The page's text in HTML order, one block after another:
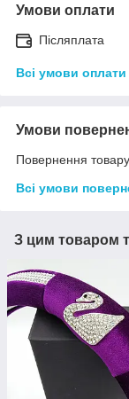
Умови оплати
Післяплата
Всі умови оплати
Умови
Повернення
Всі умови
З цим товаром